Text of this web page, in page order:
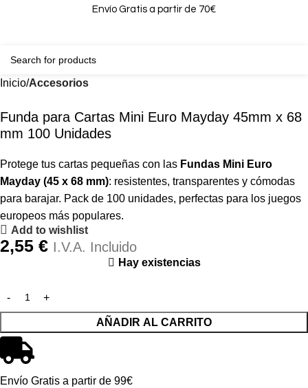
Envío Gratis a partir de 70€
Inicio Accesorios
Funda para Cartas Mini Euro Mayday 45mm x 68
mm 100 Unidades
Protege tus cartas pequeñas con las Fundas Mini Euro
Mayday (45 x 68 mm): resistentes, transparentes y cómodas
para barajar. Pack de 100 unidades, perfectas para los juegos
europeos más populares.
Add to wishlist
2,55 € I.V.A. Incluido
Hay existencias
AÑADIR AL CARRITO
Envío Gratis a partir de 99€